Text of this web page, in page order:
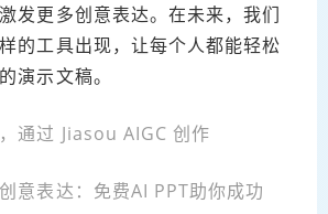
发更多创意表达。在未来，我们
的工具出现，让每个人都能轻松
演示文稿。
通过 Jiasou AIGC 创作
意表达：免费AI PPT助你成功